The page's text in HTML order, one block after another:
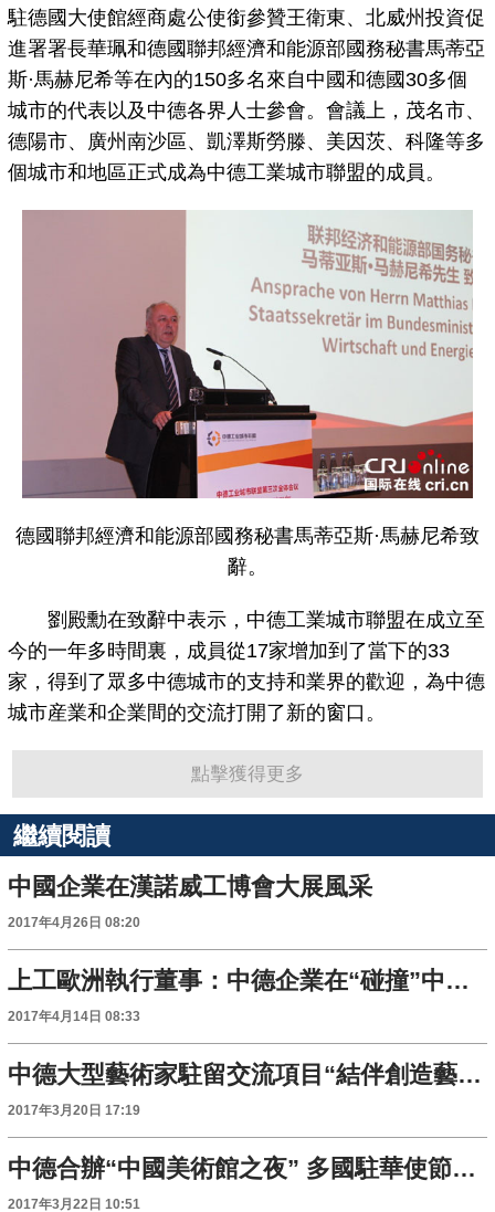
駐德國大使館經商處公使銜參贊王衛東、北威州投資促
進署署長華珮和德國聯邦經濟和能源部國務秘書馬蒂亞
斯·馬赫尼希等在內的150多名來自中國和德國30多個
城市的代表以及中德各界人士參會。會議上，茂名市、
德陽市、廣州南沙區、凱澤斯勞滕、美因茨、科隆等多
個城市和地區正式成為中德工業城市聯盟的成員。
德國聯邦經濟和能源部國務秘書馬蒂亞斯·馬赫尼希致
辭。
劉殿勳在致辭中表示，中德工業城市聯盟在成立至
今的一年多時間裏，成員從17家增加到了當下的33
家，得到了眾多中德城市的支持和業界的歡迎，為中德
城市産業和企業間的交流打開了新的窗口。
點擊獲得更多
繼續閱讀
中國企業在漢諾威工博會大展風采
2017年4月26日 08:20
上工歐洲執行董事：中德企業在“碰撞”中謀求共融發展
2017年4月14日 08:33
中德大型藝術家駐留交流項目“結伴創造藝術”北京站開幕
2017年3月20日 17:19
中德合辦“中國美術館之夜” 多國駐華使節參加活動
2017年3月22日 10:51